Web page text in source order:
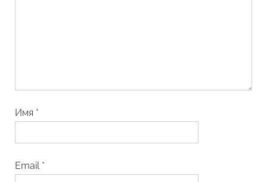
Имя *
Email *